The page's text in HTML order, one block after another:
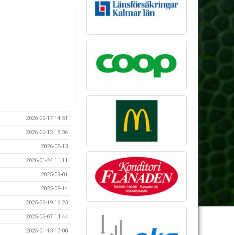
2026-06-17 14:51
2026-06-12 18:36
2026-05-13
2026-01-24 11:11
2025-09-01
2025-08-14
2025-06-19 16:23
2025-02-07 14:44
2025-01-13 17:00